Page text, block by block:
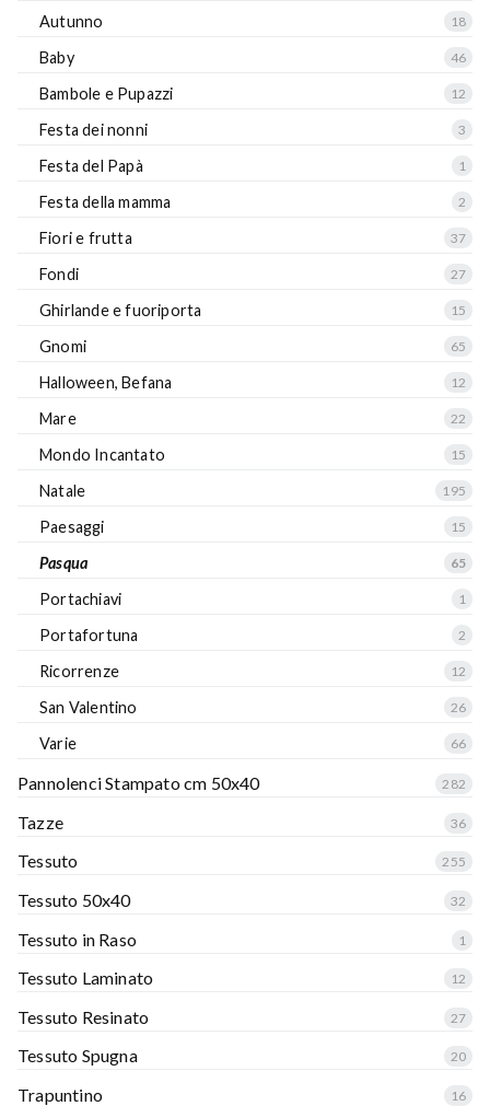
Autunno 18
Baby 46
Bambole e Pupazzi 12
Festa dei nonni 3
Festa del Papà 1
Festa della mamma 2
Fiori e frutta 37
Fondi 27
Ghirlande e fuoriporta 15
Gnomi 65
Halloween, Befana 12
Mare 22
Mondo Incantato 15
Natale 195
Paesaggi 15
Pasqua 65
Portachiavi 1
Portafortuna 2
Ricorrenze 12
San Valentino 26
Varie 66
Pannolenci Stampato cm 50x40 282
Tazze 36
Tessuto 255
Tessuto 50x40 32
Tessuto in Raso 1
Tessuto Laminato 12
Tessuto Resinato 27
Tessuto Spugna 20
Trapuntino 16